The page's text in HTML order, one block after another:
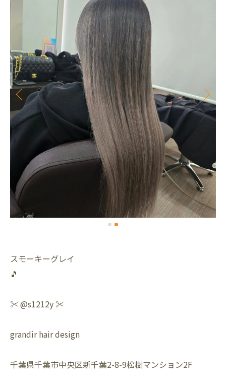
スモーキーグレイ
🎵
✂️ @s1212y ✂️
grandir hair design
千葉県千葉市中央区新千葉2-8-9松樹マンション2F